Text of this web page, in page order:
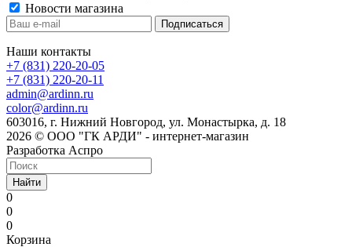
Новости магазина
Наши контакты
+7 (831) 220-20-05
+7 (831) 220-20-11
admin@ardinn.ru
color@ardinn.ru
603016, г. Нижний Новгород, ул. Монастырка, д. 18
2026 © ООО "ГК АРДИ" - интернет-магазин
Разработка Аспро
Найти
0
0
0
Корзина